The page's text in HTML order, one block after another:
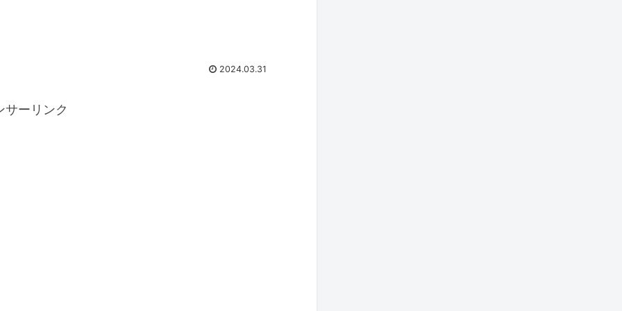
2024.03.31
サーリンク